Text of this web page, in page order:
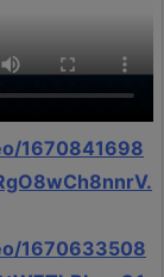
1670841698
1670633508